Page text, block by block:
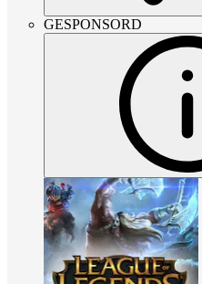
GESPONSORD